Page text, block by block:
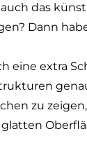
das
Dann
eine extra
zu